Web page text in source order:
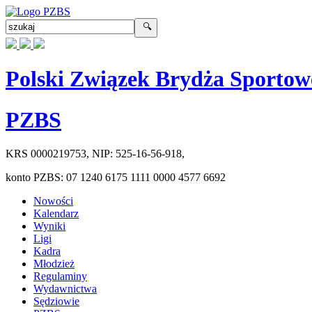
Polski Związek Brydża
PZBS
KRS 0000219753, NIP: 525-16-56-918,
konto PZBS: 07 1240 6175 1111 0000 4577 6692
Nowości
Kalendarz
Wyniki
Ligi
Kadra
Młodzież
Regulaminy
Wydawnictwa
Sędziowie